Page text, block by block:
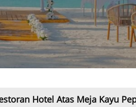
Hotel Atas Meja Kayu